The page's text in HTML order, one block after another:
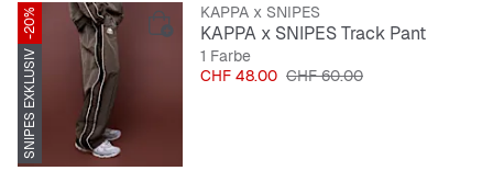
-20%
SNIPES EXKLUSIV
KAPPA x SNIPES
KAPPA x SNIPES Track Pant
1 Farbe
Preis
CHF 48.00 Originalpreis
CHF 60.00